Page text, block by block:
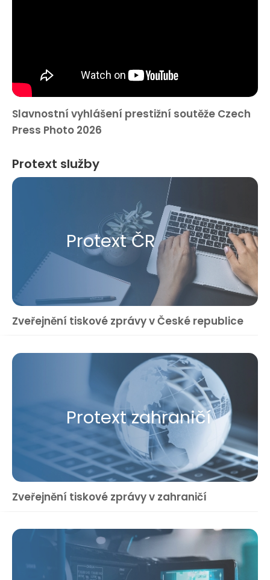
Slavnostní vyhlášení prestižní soutěže Czech
Press Photo 2026
Protext služby
Protext ČR
Zveřejnění tiskové zprávy v České republice
Protext zahraničí
Zveřejnění tiskové zprávy v zahraničí